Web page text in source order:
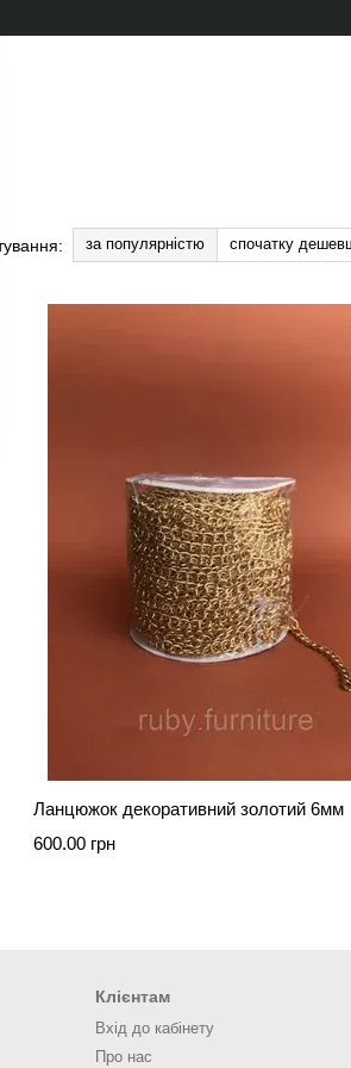
за популярністю спочатку
Ланцюжок декоративний золотий 6мм
600.00 грн
Клієнтам
Вхід до кабінету
Про нас